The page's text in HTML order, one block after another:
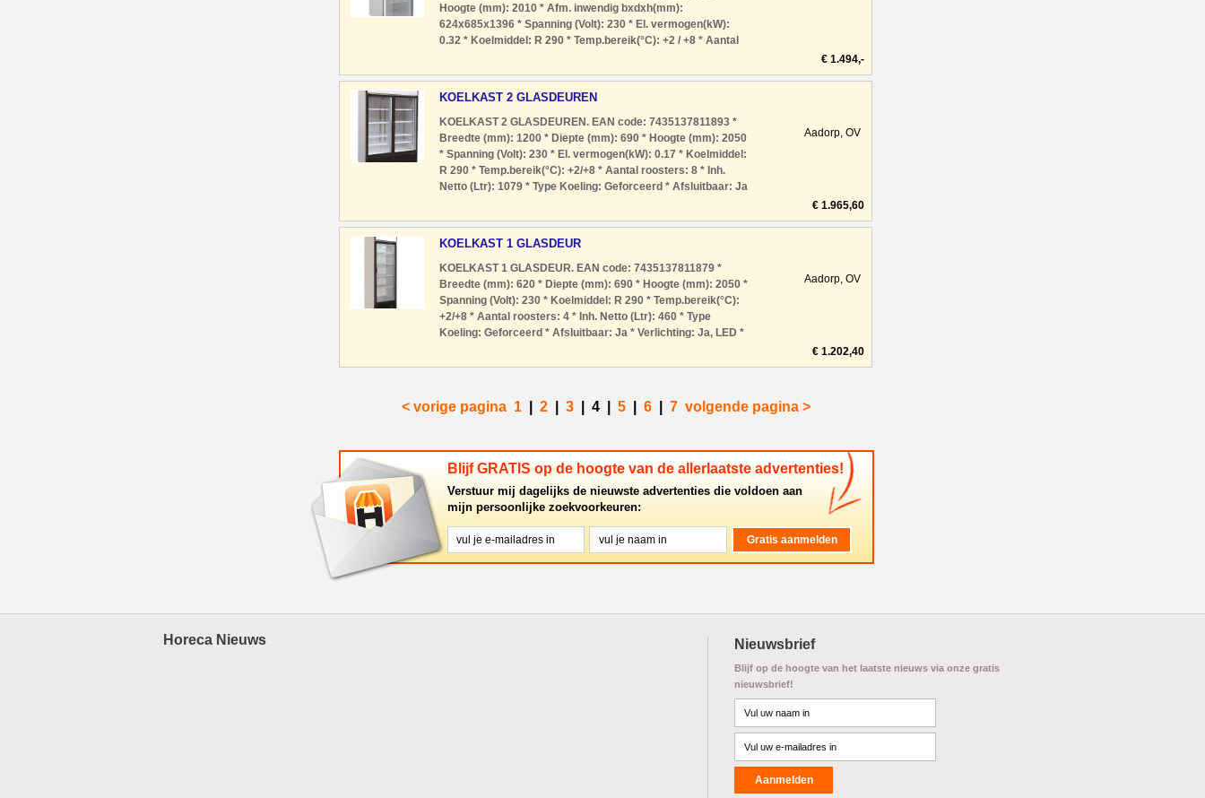
Hoogte (mm): 2010 * Afm. inwendig bxdxh(mm):
624x685x1396 * Spanning (Volt): 230 * El. vermogen(kW):
0.32 * Koelmiddel: R 290 * Temp.bereik(°C): +2 / +8 * Aantal
Geleiderafstand (mm): 80 * Inh. Netto (L
€ 1.494,-
KOELKAST 2 GLASDEUREN
KOELKAST 2 GLASDEUREN. EAN code: 7435137811893 *
Breedte (mm): 1200 * Diepte (mm): 690 * Hoogte (mm): 2050
* Spanning (Volt): 230 * El. vermogen(kW): 0.17 * Koelmiddel:
R 290 * Temp.bereik(°C): +2/+8 * Aantal roosters: 8 * Inh.
Netto (Ltr): 1079 * Type Koeling: Geforceerd * Afsluitbaar: Ja
Aadorp, OV
€ 1.965,60
KOELKAST 1 GLASDEUR
KOELKAST 1 GLASDEUR. EAN code: 7435137811879 *
Breedte (mm): 620 * Diepte (mm): 690 * Hoogte (mm): 2050 *
Spanning (Volt): 230 * Koelmiddel: R 290 * Temp.bereik(°C):
+2/+8 * Aantal roosters: 4 * Inh. Netto (Ltr): 460 * Type
Koeling: Geforceerd * Afsluitbaar: Ja * Verlichting: Ja, LED *
Gewicht
Aadorp, OV
€ 1.202,40
< vorige pagina 1 2 3 4 5 6 7 volgende pagina >
Blijf GRATIS op de hoogte van de allerlaatste advertenties!
Verstuur mij dagelijks de nieuwste advertenties die voldoen aan
mijn persoonlijke zoekvoorkeuren:
Horeca Nieuws Nieuwsbrief
Blijf op de hoogte van het laatste nieuws via onze gratis
nieuwsbrief!